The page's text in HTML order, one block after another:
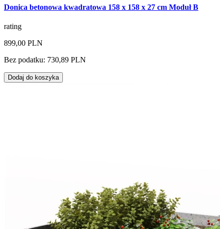
Donica betonowa kwadratowa 158 x 158 x 27 cm Moduł B
rating
899,00 PLN
Bez podatku: 730,89 PLN
Dodaj do koszyka